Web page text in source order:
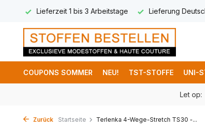
Lieferzeit 1 bis 3 Arbeitstage Lieferung
COUPONS SOMMER NEU! TST-STOFFE UNI-
Let op:
Zurück Startseite Terlenka 4-Wege-Stretch TS30 -...